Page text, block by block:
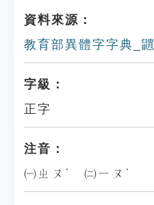
資料來源：
教育部異體字字典_䶇
字級：
正字
注音：
㈠ㄓㄡˋ ㈡ㄧㄡˋ